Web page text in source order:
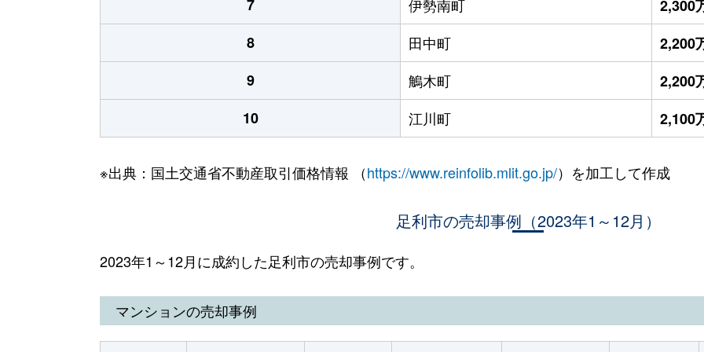
7
伊勢南町
2,300
8
田中町
2,200
9
鵤木町
2,200
10
江川町 2,100
※出典：国土交通省不動産取引価格情報 （https://www.reinfolib.mlit.go.jp/）を加工して作成
足利市の売却事例（2023年1～12月）
2023年1～12月に成約した足利市の売却事例です。
マンションの売却事例